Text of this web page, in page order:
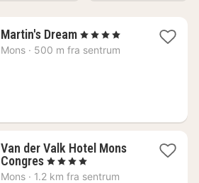
Martin's Dream1
natt
, 4 Stjerner
Mons · 500 m fra sentrum
Van der Valk Hotel Mons
Congres1
natt
, 4 Stjerner
Mons · 1.2 km fra sentrum